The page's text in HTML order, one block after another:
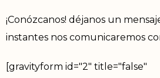
¡Conózcanos! déjanos un
instantes nos comunicaremos
[gravityform id="2" title="false"